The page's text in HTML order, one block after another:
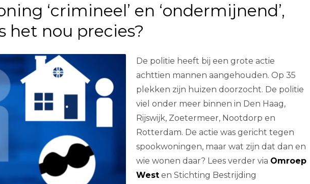
‘crimineel’​ en ‘ondermijnend’​,
het nou precies?
De politie heeft bij een grote actie
achttien mannen aangehouden. Op 35
plekken zijn huizen doorzocht. De politie
viel onder meer binnen in Den Haag,
Rijswijk, Zoetermeer, Nootdorp en
Rotterdam. De actie was gericht tegen
spookwoningen, maar wat zijn dat dan en
wie wonen daar? Lees verder via Omroep
West en Stichting Bestrijding